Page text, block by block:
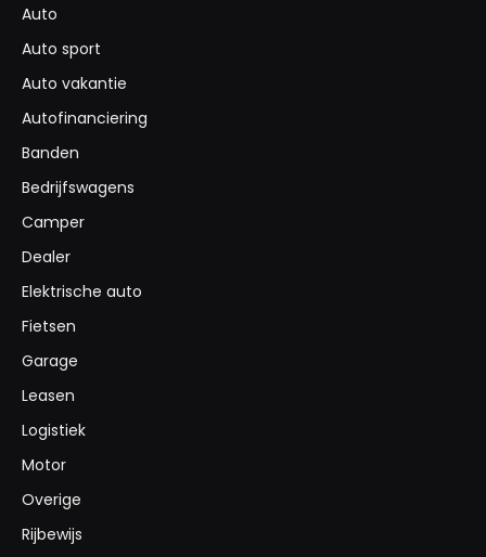
Auto
Auto sport
Auto vakantie
Autofinanciering
Banden
Bedrijfswagens
Camper
Dealer
Elektrische auto
Fietsen
Garage
Leasen
Logistiek
Motor
Overige
Rijbewijs